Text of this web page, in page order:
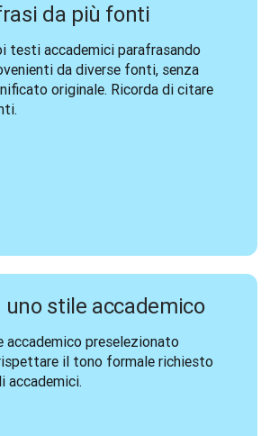
da più fonti
testi accademici parafrasando
da diverse fonti, senza
originale. Ricorda di citare
stile accademico
preselezionato
il tono formale richiesto
accademici.